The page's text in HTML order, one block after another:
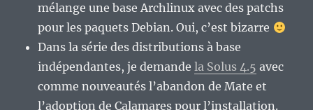
mélange une base Archlinux avec des patchs
pour les paquets Debian. Oui, c’est bizarre
Dans la série des distributions à base
indépendantes, je demandela Solus 4.5 avec
comme nouveautés l’abandon de Mate et
l’adoption de Calamares pour l’installation.